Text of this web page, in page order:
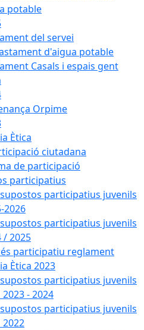
potable
del servei
d'aigua potable
Casals i espais gent
Orpime
Ètica
ciutadana
de participació
participatius
participatius juvenils
2026
participatius juvenils
/ 2025
participatiu reglament
Ètica 2023
participatius juvenils
2023 - 2024
participatius juvenils
2022